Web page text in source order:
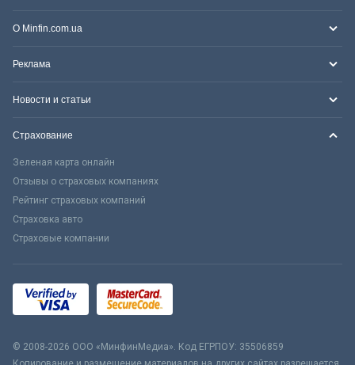
О Minfin.com.ua
Реклама
Новости и статьи
Страхование
Зеленая карта онлайн
Отзывы о страховых компаниях
Рейтинг страховых компаний
Страховка авто
Страховые компании
© 2008-2026 ООО «МинфинМедиа». Код ЕГРПОУ: 35506859